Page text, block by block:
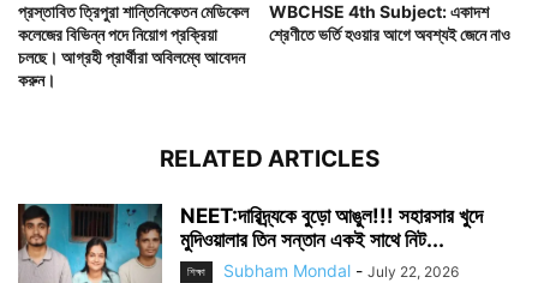
প্রস্তাবিত ত্রিপুরা শান্তিনিকেতন মেডিকেল
কলেজের বিভিন্ন পদে নিয়োগ প্রক্রিয়া
চলছে। আগ্রহী প্রার্থীরা অবিলম্বে আবেদন
করুন।
WBCHSE 4th Subject: একাদশ
শ্রেণীতে ভর্তি হওয়ার আগে অবশ্যই জেনে নাও
RELATED ARTICLES
NEET:দারিদ্র্যকে বুড়ো আঙুল!!! সহারসার খুদে
মুদিওয়ালার তিন সন্তান একই সাথে নিট...
শিক্ষা Subham Mondal - July 22, 2026